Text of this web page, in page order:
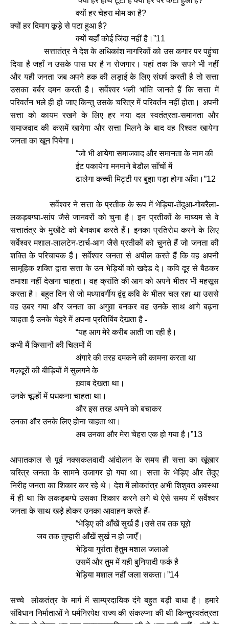
क्यों हर चेहरा मोम का है?
क्यों हर दिमाग कूड़े से पटा हुआ है?
क्यों यहाँ कोई जिंदा नहीं है। ”11
सत्तातंत्र ने देश के अधिकांश नागरिकों को उस कगार पर पहुंचा
दिया है जहाँ न उसके पास घर है न रोजगार। यहां तक कि सपने भी नहीं
और यही जनता जब अपने हक की लड़ाई के लिए संघर्ष करती है तो सत्ता
उसका बर्बर दमन करती है। सर्वेश्वर भली भांति जानते हैं कि सत्ता में
परिवर्तन भले ही हो जाए किन्तु उसके चरित्र में परिवर्तन नहीं होता। अपनी
सत्ता को कायम रखने के लिए हर नया दल स्वतंत्रता-समानता और
समाजवाद की कसमें खायेगा और सत्ता मिलने के बाद वह रिश्वत खायेगा
जनता का खून पियेगा।
“जो भी आयेगा समाजवाद और समानता के नाम की
ईंट पकायेगा मनमाने बेडौल साँचों में
ढालेगा कच्ची मिट्टी पर बुझा पड़ा होगा आँवा। ”12
सर्वेश्वर ने सत्ता के प्रतीक के रूप में भेड़ि‍या-तेंदुआ-गोबरैला-
लकड़बग्घा-सांप जैसे जानवरों को चुना है। इन प्रतीकों के माध्यम से वे
सत्तातंत्र के मुखौटे को बेनकाब करते हैं। इनका प्रतिरोध करने के लिए
सर्वेश्वर मशाल-लालटेन-टार्च-आग जैसे प्रतीकों को चुनते हैं जो जनता की
शक्ति के परिचायक हैं। सर्वेश्वर जनता से अपील करते हैं कि वह अपनी
सामूहिक शक्ति द्वारा सत्ता के उन भेड़ि‍यों को खदेड दे। कवि दूर से बैठकर
तमाशा नहीं देखना चाहता। वह क्रांति की आग को अपने भीतर भी महसूस
करता है। बहुत दिन से जो मध्यावर्गीय द्वंद्व कवि के भीतर चल रहा था उससे
वह उबर गया और जनता का अगुवा बनकर वह उनके साथ आगे बढ़ना
चाहता है उनके चेहरे में अपना प्रतिबिंब देखता है -
“यह आग मेरे करीब आती जा रही है।
कभी मैं किसानों की चिलमों में
अंगारे की तरह दमकने की कामना करता था
मज़दूरों की बीड़ि‍यों में सुलगने के
ख़्वाब देखता था।
उनके चूल्हों में धधकना चाहता था।
और इस तरह अपने को बचाकर
उनका और उनके लिए होना चाहता था।
अब उनका और मेरा चेहरा एक हो गया है। ”13
आपातकाल से पूर्व नक्सकलवादी आंदोलन के समय ही सत्ता का खूंखार
चरित्र जनता के सामने उजागर हो गया था। सत्ता के भेड़ि‍ए और तेंदुए
निरीह जनता का शिकार कर रहे थे। देश में लोकतंत्र अभी शिशुवत अवस्था
में ही था कि लकड़बग्घे उसका शिकार करने लगे थे ऐसे समय में सर्वेश्वर
जनता के साथ खड़े होकर उनका आवाहन करते हैं-
“भेड़ि‍ए की आँखें सुर्ख हैं।उसे तब तक घूरो
जब तक तुम्हारी आँखें सुर्ख न हो जाएँ।
भेड़ि‍या गुर्राता हैतुम मशाल जलाओ
उसमें और तुम में यही बुनियादी फर्क है
भेड़ि‍या मशाल नहीं जला सकता। ”14
सच्चे लोकतंत्र के मार्ग में साम्प्रदायिक दंगे बहुत बड़ी बाधा है। हमारे
संविधान निर्माताओं ने धर्मनिरपेक्ष राज्य की संकल्प्ना की थी किन्तुस्वतंत्रता